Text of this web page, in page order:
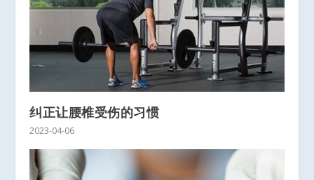
纠正让腰椎受伤的习惯
2023-04-06